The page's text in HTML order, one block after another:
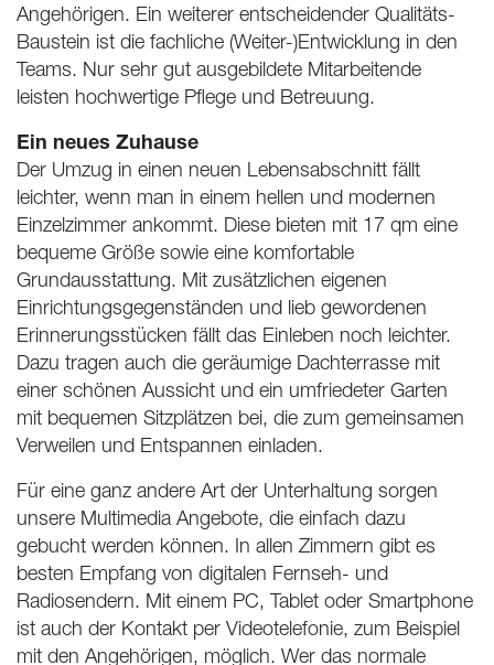
Angehörigen. Ein weiterer entscheidender Qualitäts-
Baustein ist die fachliche (Weiter-)Entwicklung in den
Teams. Nur sehr gut ausgebildete Mitarbeitende
leisten hochwertige Pflege und Betreuung.
Ein neues Zuhause
Der Umzug in einen neuen Lebensabschnitt fällt
leichter, wenn man in einem hellen und modernen
Einzelzimmer ankommt. Diese bieten mit 17 qm eine
bequeme Größe sowie eine komfortable
Grundausstattung. Mit zusätzlichen eigenen
Einrichtungsgegenständen und lieb gewordenen
Erinnerungsstücken fällt das Einleben noch leichter.
Dazu tragen auch die geräumige Dachterrasse mit
einer schönen Aussicht und ein umfriedeter Garten
mit bequemen Sitzplätzen bei, die zum gemeinsamen
Verweilen und Entspannen einladen.
Für eine ganz andere Art der Unterhaltung sorgen
unsere Multimedia Angebote, die einfach dazu
gebucht werden können. In allen Zimmern gibt es
besten Empfang von digitalen Fernseh- und
Radiosendern. Mit einem PC, Tablet oder Smartphone
ist auch der Kontakt per Videotelefonie, zum Beispiel
mit den Angehörigen, möglich. Wer das normale